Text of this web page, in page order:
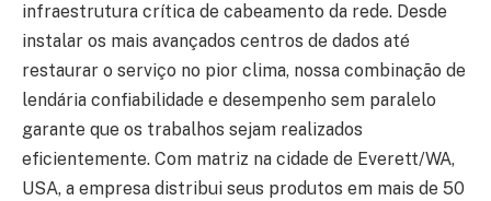
infraestrutura crítica de cabeamento da rede. Desde
instalar os mais avançados centros de dados até
restaurar o serviço no pior clima, nossa combinação de
lendária confiabilidade e desempenho sem paralelo
garante que os trabalhos sejam realizados
eficientemente. Com matriz na cidade de Everett/WA,
USA, a empresa distribui seus produtos em mais de 50